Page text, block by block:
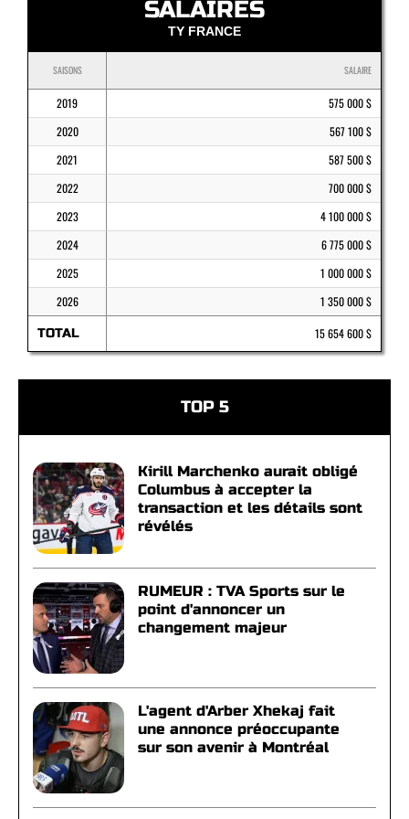
SALAIRES
TY FRANCE
SAISONS SALAIRE
2019
575 000 $
2020
567 100 $
2021
587 500 $
2022
700 000 $
2023
4 100 000 $
2024
6 775 000 $
2025
1 000 000 $
2026
1 350 000 $
TOTAL 15 654 600 $
TOP 5
Kirill Marchenko aurait obligé
Columbus à accepter la
transaction et les détails sont
révélés
RUMEUR : TVA Sports sur le
point d'annoncer un
changement majeur
L'agent d'Arber Xhekaj fait
une annonce préoccupante
sur son avenir à Montréal